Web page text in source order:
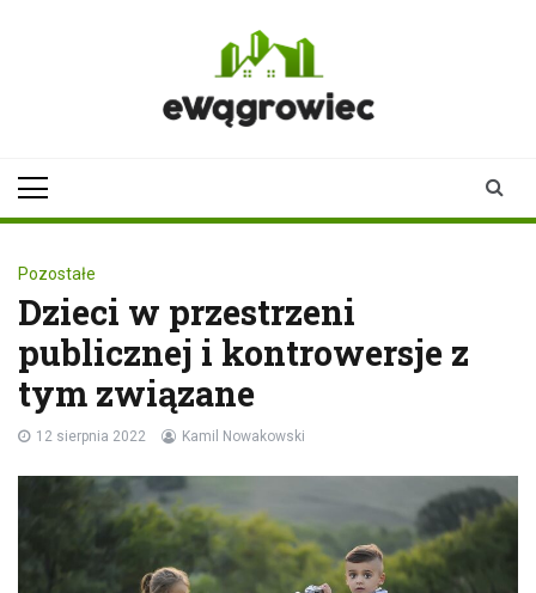
Pozostałe
Dzieci w przestrzeni
publicznej i kontrowersje z
tym związane
12 sierpnia 2022 Kamil Nowakowski